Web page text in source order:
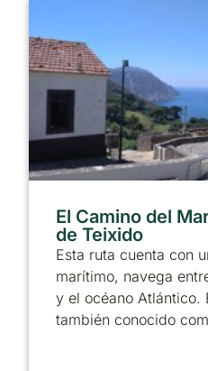
El Camino del
de Teixido
Esta ruta cuenta con
marítimo, navega
y el océano Atlántico.
también conocido